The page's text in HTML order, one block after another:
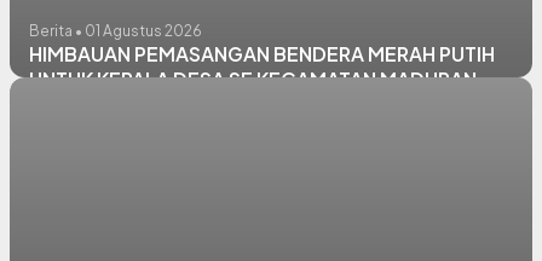
Berita • 01 Agustus 2026
HIMBAUAN PEMASANGAN BENDERA MERAH PUTIH
UNTUK KEPALA DESA SE KECAMATAN MADURAN